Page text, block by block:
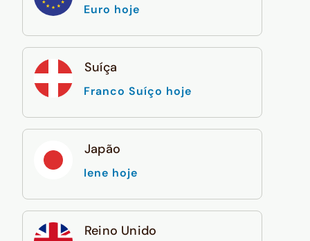
Euro hoje
Suíça
Franco Suíço hoje
Japão
Iene hoje
Reino Unido